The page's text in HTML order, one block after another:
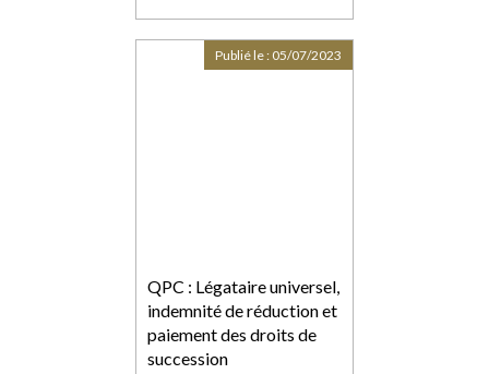
QPC : Légataire universel,
indemnité de réduction et
paiement des droits de
succession
Publié le : 05/07/2023